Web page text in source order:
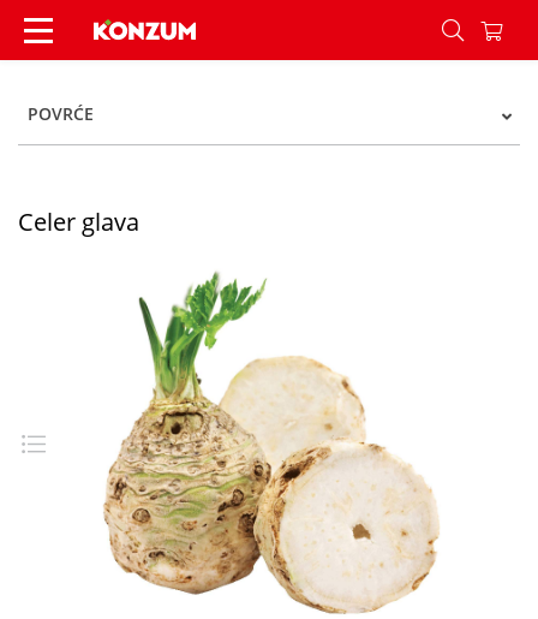
Celer glava - Konzum
POVRĆE
Celer glava